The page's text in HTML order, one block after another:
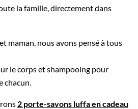
la famille, directement dans
maman, nous avons pensé à tous
le corps et shampooing pour
chacun.
2 porte-savons luffa en cadeau